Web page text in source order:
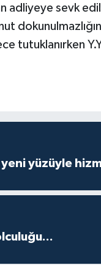
adliyeye sevk
tutuklanırken
yeni yüzüyle